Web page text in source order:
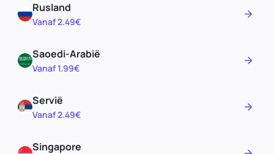
Rusland
Vanaf 2.49€
Saoedi-Arabië
Vanaf 1.99€
Servië
Vanaf 2.49€
Singapore